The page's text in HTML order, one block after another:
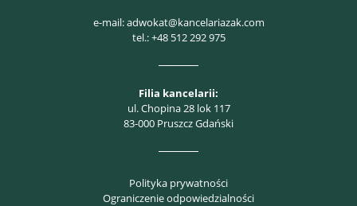
e-mail:adwokat@kancelariazak.com
tel.:+48 512 292 975
Filia kancelarii:
ul. Chopina 28 lok 117
83-000 Pruszcz Gdański
Polityka prywatności
Ograniczenie odpowiedzialności